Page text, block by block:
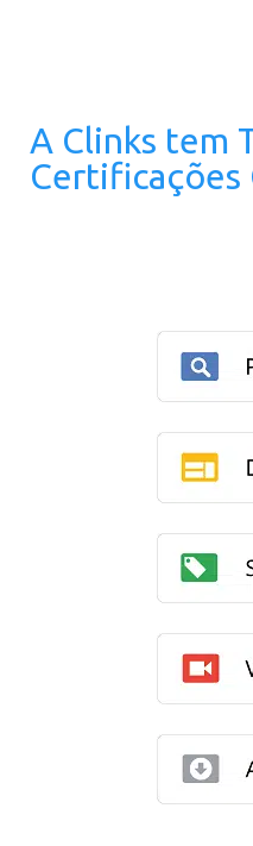
A Clinks tem
Certificações